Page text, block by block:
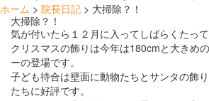
ホーム > 院長日記 > 大掃除？！
大掃除？！
気が付いたら１２月に入ってしばらくたって
クリスマスの飾りは今年は180cmと大きめ
ーの登場です。
子ども待合は壁面に動物たちとサンタの飾
たちに好評です。